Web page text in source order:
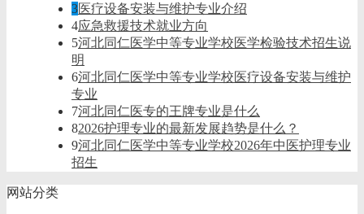
3医疗设备安装与维护专业介绍
4应急救援技术就业方向
5河北同仁医学中等专业学校医学检验技术招生说
明
6河北同仁医学中等专业学校医疗设备安装与维护
专业
7河北同仁医专的王牌专业是什么
82026护理专业的最新发展趋势是什么？
9河北同仁医学中等专业学校2026年中医护理专业
招生
网站分类